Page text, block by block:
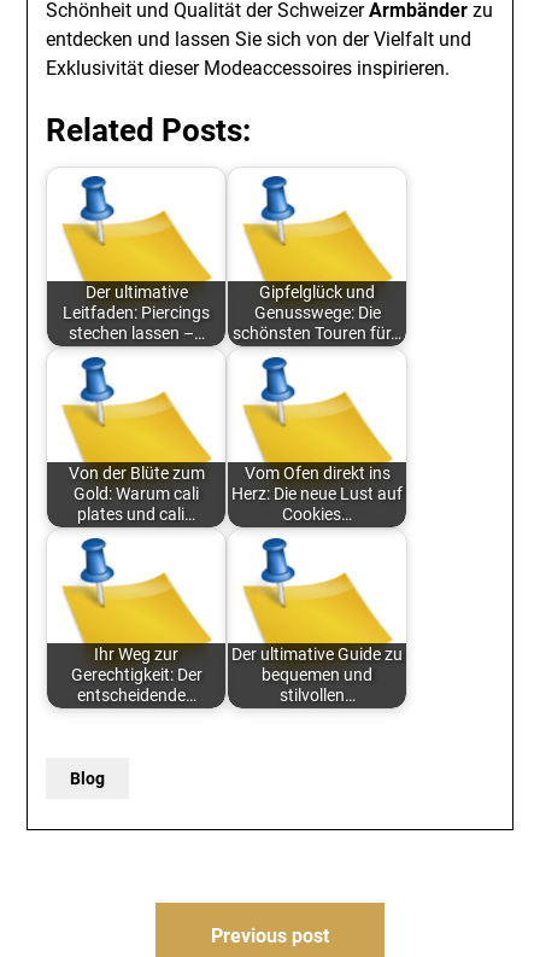
Schönheit und Qualität der SchweizerArmbänder zu
entdecken und lassen Sie sich von der Vielfalt und
Exklusivität dieser Modeaccessoires inspirieren.
Related Posts:
Der ultimative
Leitfaden: Piercings
stechen lassen –…
Gipfelglück und
Genusswege: Die
schönsten Touren für…
Von der Blüte zum
Gold: Warum cali
plates und cali…
Vom Ofen direkt ins
Herz: Die neue Lust auf
Cookies…
Ihr Weg zur
Gerechtigkeit: Der
entscheidende…
Der ultimative Guide zu
bequemen und
stilvollen…
Blog
Previous post